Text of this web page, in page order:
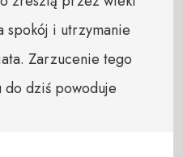
spokój i utrzymanie
Zarzucenie tego
do dziś powoduje